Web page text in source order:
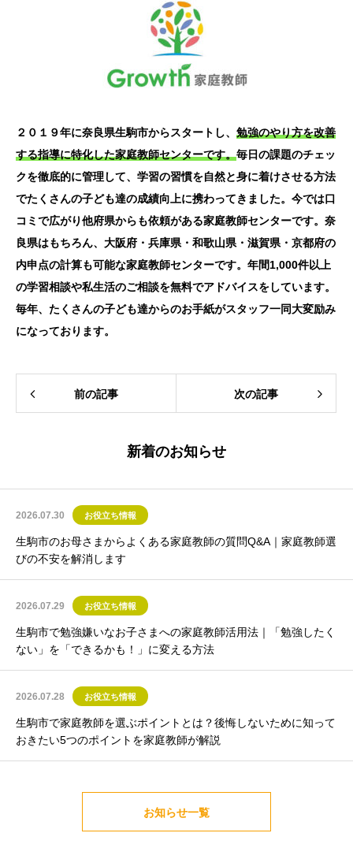
２０１９年に奈良県生駒市からスタートし、 勉強のやり方を改善
する指導に特化した家庭教師センターです。毎日の課題のチェッ
クを徹底的に管理して、学習の習慣を自然と身に着けさせる方法
でたくさんの子ども達の成績向上に携わってきました。今では口
コミで広がり他府県からも依頼がある家庭教師センターです。奈
良県はもちろん、大阪府・兵庫県・和歌山県・滋賀県・京都府の
内申点の計算も可能な家庭教師センターです。年間1,000件以上
の学習相談や私生活のご相談を無料でアドバイスをしています。
毎年、たくさんの子ども達からのお手紙がスタッフ一同大変励み
になっております。
前の記事 次の記事
新着のお知らせ
2026.07.30 お役立ち情報
生駒市のお母さまからよくある家庭教師の質問Q&A｜家庭教師選
びの不安を解消します
2026.07.29 お役立ち情報
生駒市で勉強嫌いなお子さまへの家庭教師活用法｜「勉強したく
ない」を「できるかも！」に変える方法
2026.07.28 お役立ち情報
生駒市で家庭教師を選ぶポイントとは？後悔しないために知って
おきたい5つのポイントを家庭教師が解説
お知らせ一覧